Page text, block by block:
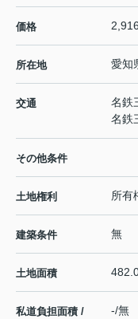
価格
所在地 愛知
交通 名鉄
名鉄
その他条件
土地権利 所有
建築条件 無
土地面積
私道負担面積 /
-/無